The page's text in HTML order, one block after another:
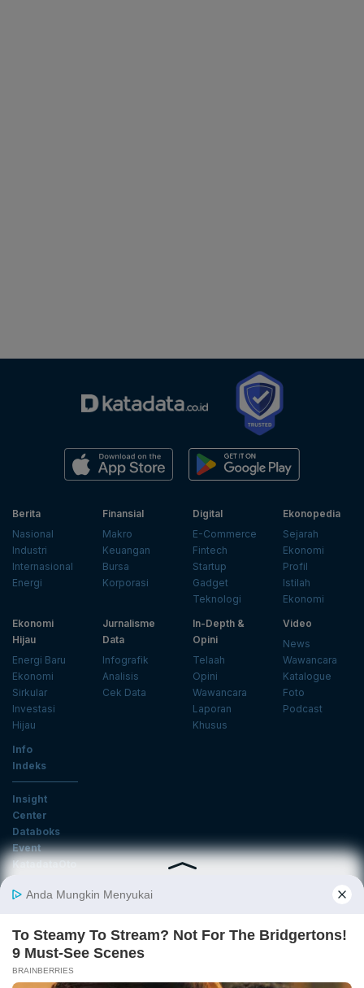
Berita
Nasional
Industri
Internasional
Energi
Finansial
Makro
Keuangan
Bursa
Korporasi
Digital
E-Commerce
Fintech
Startup
Gadget
Teknologi
Ekonopedia
Sejarah
Ekonomi
Profil
Istilah
Ekonomi
Ekonomi
Hijau
Energi Baru
Ekonomi
Sirkular
Investasi
Hijau
Jurnalisme
Data
Infografik
Analisis
Cek Data
In-Depth &
Opini
Telaah
Opini
Wawancara
Laporan
Khusus
Video
News
Wawancara
Katalogue
Foto
Podcast
Info
Indeks
Insight
Center
Databoks
Event
KatadataOto
Email
Daftar